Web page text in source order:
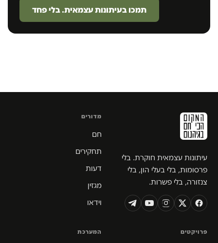
תמכו בעיתונות עצמאית. בלי פחד
עיתונות עצמאית חוקרת. בלי
פרסומות, בלי בעלי הון, בלי
צנזורה, בלי פשרות.
מדורים
חם
תחקירים
דעות
מגזין
וידאו
פרויקטים המערכת